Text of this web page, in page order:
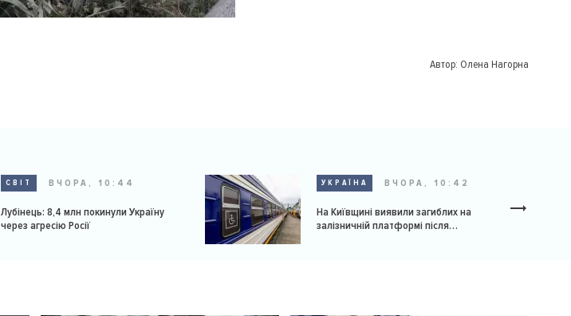
Автор: Олена Нагорна
СВІТ ВЧОРА, 10:44
Лубінець: 8,4 млн покинули Україну
через агресію Росії
УКРАЇНА ВЧОРА, 10:42
На Київщині виявили загиблих на
залізничній платформі після